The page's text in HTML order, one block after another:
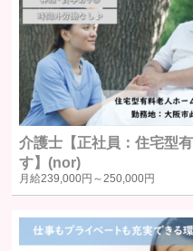
情報の提供
属性情報･端末情報・位置情報
ツ等の配信・表示、本サービ
本サービスの改善・新規サー
本サービスに関するご意見、
個人情報の第三者への提供
当社は、原則として、ユーザー
提供しません。提供先・提供情
意を得た場合に限り提供します。
介護士【正社員：住宅型
す】(nor)
月給239,000円～ 250,000円